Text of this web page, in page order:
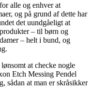
alle og enhver at
og på grund af dette har
det uundgåeligt at
– til børn og
– helt i bund, og
at checke nogle
Etch Messing Pendel
sådan at man er skråsikker